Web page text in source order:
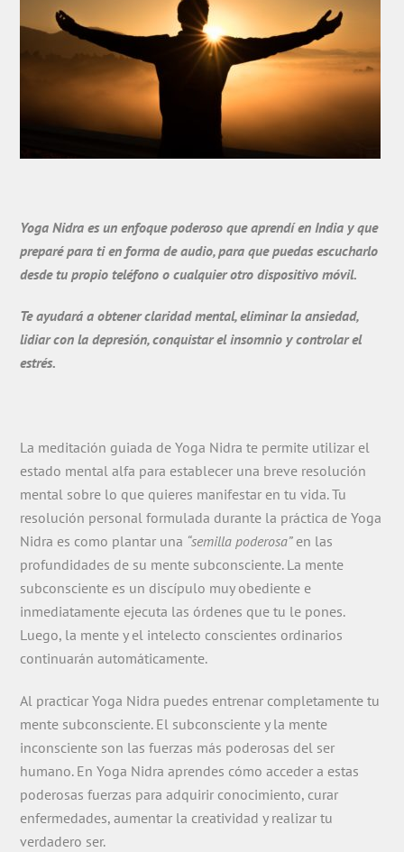
Yoga Nidra es un enfoque poderoso que aprendí en India y que
preparé para ti en forma de audio, para que puedas escucharlo
desde tu propio teléfono o cualquier otro dispositivo móvil.
Te ayudará a obtener claridad mental, eliminar la ansiedad,
lidiar con la depresión, conquistar el insomnio y controlar el
estrés.
La meditación guiada de Yoga Nidra te permite utilizar el
estado mental alfa para establecer una breve resolución
mental sobre lo que quieres manifestar en tu vida. Tu
resolución personal formulada durante la práctica de Yoga
Nidra es como plantar una “semilla poderosa”en las
profundidades de su mente subconsciente. La mente
subconsciente es un discípulo muy obediente e
inmediatamente ejecuta las órdenes que tu le pones.
Luego, la mente y el intelecto conscientes ordinarios
continuarán automáticamente.
Al practicar Yoga Nidra puedes entrenar completamente tu
mente subconsciente. El subconsciente y la mente
inconsciente son las fuerzas más poderosas del ser
humano. En Yoga Nidra aprendes cómo acceder a estas
poderosas fuerzas para adquirir conocimiento, curar
enfermedades, aumentar la creatividad y realizar tu
verdadero ser.